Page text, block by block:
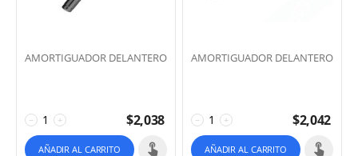
AMORTIGUADOR DELANTERO
+
− $2,038
AÑADIR AL CARRITO
AMORTIGUADOR DELANTERO
+
− $2,042
AÑADIR AL CARRITO